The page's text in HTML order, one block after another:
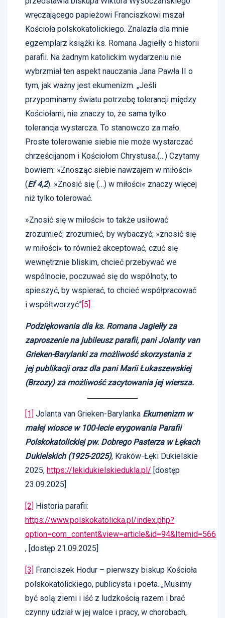
wręczającego papieżowi Franciszkowi mszał
Kościoła polskokatolickiego. Znalazła dla mnie
egzemplarz książki ks. Romana Jagiełły o historii
parafii. Na żadnym katolickim wydarzeniu nie
wybrzmiał ten aspekt nauczania Jana Pawła II o
tym, jak ważny jest ekumenizm. „Jeśli
przypominamy światu potrzebę tolerancji między
Kościołami, nie znaczy to, że sama tylko
tolerancja wystarcza. To stanowczo za mało.
Proste tolerowanie siebie nie może wystarczać
chrześcijanom i Kościołom Chrystusa.(…) Czytamy
bowiem: »Znosząc siebie nawzajem w miłości»
(Ef 4,2). »Znosić się (…) w miłości« znaczy więcej
niż tylko tolerować.
»Znosić się w miłości« to także usiłować
zrozumieć; zrozumieć, by wybaczyć; »znosić się
w miłości« to również akceptować, czuć się
wewnętrznie bliskim, chcieć przebywać we
wspólnocie, poczuwać się do wspólnoty, to
spieszyć, by wspierać, to chcieć współpracować
i współtworzyć”[5].
Podziękowania dla ks. Romana Jagiełły za
zaproszenie na jubileusz parafii, pani Jolanty van
Grieken-Barylanki za możliwość skorzystania z
jej publikacji oraz dla pani Marii Łukaszewskiej
(Brzozy) za możliwość zacytowania jej wiersza.
[1] Jolanta van Grieken-Barylanka Ekumenizm w
małej wiosce w 100-lecie erygowania Parafii
Polskokatolickiej pw. Dobrego Pasterza w Łękach
Dukielskich (1925-2025), Kraków-Łęki Dukielskie
2025, https://lekidukielskiedukla.pl/ [dostęp
23.09.2025]
[2] Historia parafii:
https://www.polskokatolicka.pl/index.php?
option=com_content&view=article&id=94&Itemid=566
, [dostęp 21.09.2025]
[3] Franciszek Hodur – pierwszy biskup Kościoła
polskokatolickiego, publicysta i poeta. „Musimy
być solą ziemi i iść z ludzkością razem i brać
czynny udział w jej walce i pracy, w chorobach,